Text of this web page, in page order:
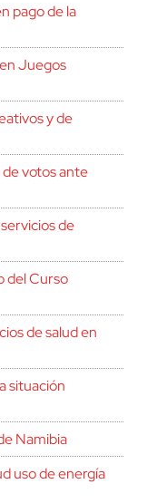
pago de la
Juegos
y de
de votos ante
de
del Curso
de salud en
situación
Namibia
uso de energía